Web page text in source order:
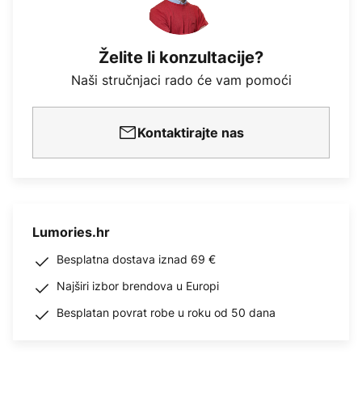
Želite li konzultacije?
Naši stručnjaci rado će vam pomoći
Kontaktirajte nas
Lumories.hr
Besplatna dostava iznad 69 €
Najširi izbor brendova u Europi
Besplatan povrat robe u roku od 50 dana